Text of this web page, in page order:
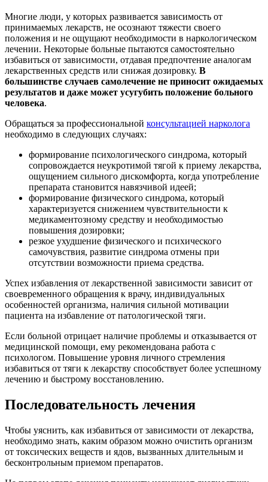
Многие люди, у которых развивается зависимость от
принимаемых лекарств, не осознают тяжести своего
положения и не ощущают необходимости в наркологическом
лечении. Некоторые больные пытаются самостоятельно
избавиться от зависимости, отдавая предпочтение аналогам
лекарственных средств или снижая дозировку. В
большинстве случаев самолечение не приносит ожидаемых
результатов и даже может усугубить положение больного
человека.
Обращаться за профессиональной консультацией нарколога
необходимо в следующих случаях:
формирование психологического синдрома, который
сопровождается неукротимой тягой к приему лекарства,
ощущением сильного дискомфорта, когда употребление
препарата становится навязчивой идеей;
формирование физического синдрома, который
характеризуется снижением чувствительности к
медикаментозному средству и необходимостью
повышения дозировки;
резкое ухудшение физического и психического
самочувствия, развитие синдрома отмены при
отсутствии возможности приема средства.
Успех избавления от лекарственной зависимости зависит от
своевременного обращения к врачу, индивидуальных
особенностей организма, наличия сильной мотивации
пациента на избавление от патологической тяги.
Если больной отрицает наличие проблемы и отказывается от
медицинской помощи, ему рекомендована работа с
психологом. Повышение уровня личного стремления
избавиться от тяги к лекарству способствует более успешному
лечению и быстрому восстановлению.
Последовательность лечения
Чтобы уяснить, как избавиться от зависимости от лекарства,
необходимо знать, каким образом можно очистить организм
от токсических веществ и ядов, вызванных длительным и
бесконтрольным приемом препаратов.